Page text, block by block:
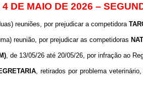
4 DE MAIO DE 2026 –
reuniões, por prejudicar a competidora
reunião, por prejudicar as competidoras
, de 13/05/26 até 20/05/26, por infração ao
, retirados por problema